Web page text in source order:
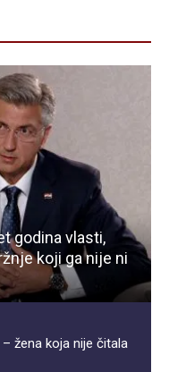
godina vlasti,
koji ga nije ni
žena koja nije čitala